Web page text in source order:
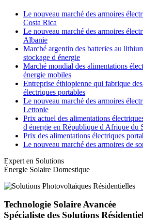
Le nouveau marché des armoires
Costa Rica
Le nouveau marché des armoires
Albanie
Marché argentin des batteries au
stockage d énergie
Marché mondial des alimentations
énergie mobiles
Entreprise éthiopienne qui fabrique
électriques portables
Le nouveau marché des armoires
Lettonie
Prix actuel des alimentations
d énergie en République d Afrique du
Prix des alimentations électriques
Le nouveau marché des armoires de
Expert en Solutions
Énergie Solaire Domestique
Technologie Solaire Avancée
Spécialiste des Solutions